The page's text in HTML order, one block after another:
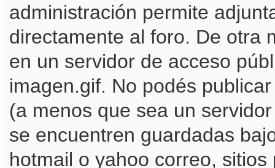
administración permite
directamente al foro. De otra
en un servidor de acceso
imagen.gif. No podés
(a menos que sea un
se encuentren guardadas
hotmail o yahoo correo,